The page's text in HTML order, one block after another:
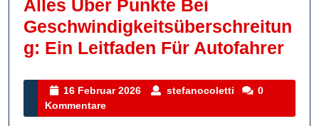
Alles Über Punkte Bei
Geschwindigkeitsüberschreitun
G: Ein Leitfaden Für Autofahrer
Bei
16 Februar 2026
16
2026
stefanocoletti stefanocoletti
0
Kommentare